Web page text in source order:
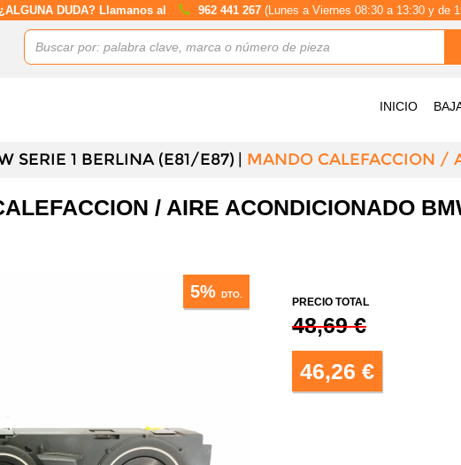
¿ALGUNA DUDA? Llamanos al 962 441 267 (Lunes a Viernes 08:30 a 13:30 y de
INICIO
SERIE 1 BERLINA (E81/E87) MANDO CALEFACCION /
/ AIRE ACONDICIONADO
5% DTO.
PRECIO TOTAL
48,69 €
46,26 €